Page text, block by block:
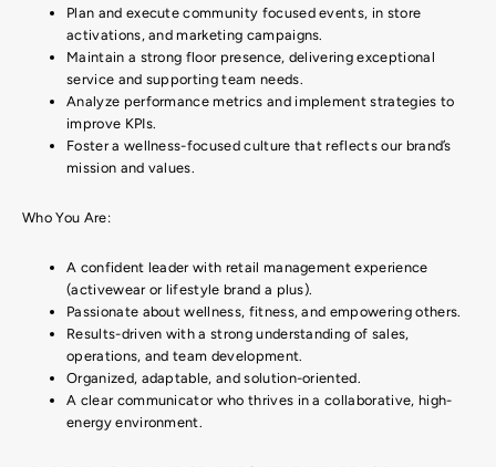
Plan and execute community focused events, in store
activations, and marketing campaigns.
Maintain a strong floor presence, delivering exceptional
service and supporting team needs.
Analyze performance metrics and implement strategies to
improve KPIs.
Foster a wellness-focused culture that reflects our brand’s
mission and values.
Who You Are:
A confident leader with retail management experience
(activewear or lifestyle brand a plus).
Passionate about wellness, fitness, and empowering others.
Results-driven with a strong understanding of sales,
operations, and team development.
Organized, adaptable, and solution-oriented.
A clear communicator who thrives in a collaborative, high-
energy environment.